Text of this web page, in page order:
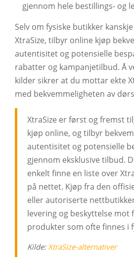
gjennom hele bestillings- og
Selv om fysiske butikker
XtraSize, tilbyr online kjøp
autentisitet og potensielle
rabatter og kampanjetilbud. Å
kilder sikrer at du mottar ekte
med bekvemmeligheten av
XtraSize er først og fremst
kjøp online, og tilbyr
autentisitet og potensielle
gjennom eksklusive tilbud.
enkelt finne en liste over
på nettet. Kjøp fra den
eller autoriserte
levering og beskyttelse mot
produkter som ofte finnes i
Kilde:XtraSize-alternativer